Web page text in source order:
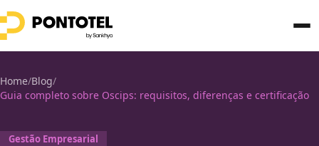
Home/Blog/
Guia completo sobre Oscips: requisitos, diferenças e certificação
Gestão Empresarial